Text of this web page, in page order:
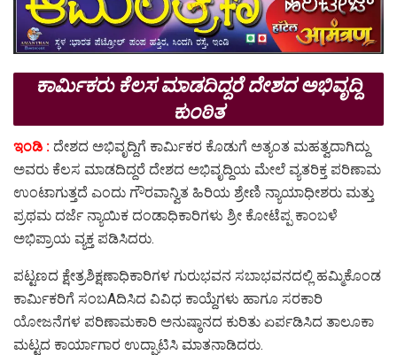
ಕಾರ್ಮಿಕರು ಕೆಲಸ ಮಾಡದಿದ್ದರೆ ದೇಶದ ಅಭಿವೃದ್ದಿ
ಕುಂಠಿತ
ಇಂಡಿ : ದೇಶದ ಅಭಿವೃದ್ದಿಗೆ ಕಾರ್ಮಿಕರ ಕೊಡುಗೆ ಅತ್ಯಂತ ಮಹತ್ವದಾಗಿದ್ದು
ಅವರು ಕೆಲಸ ಮಾಡದಿದ್ದರೆ ದೇಶದ ಅಭಿವೃದ್ದಿಯ ಮೇಲೆ ವ್ಯತರಿಕ್ತ ಪರಿಣಾಮ
ಉಂಟಾಗುತ್ತದೆ ಎಂದು ಗೌರವಾನ್ವಿತ ಹಿರಿಯ ಶ್ರೇಣಿ ನ್ಯಾಯಾಧೀಶರು ಮತ್ತು
ಪ್ರಥಮ ದರ್ಜೆ ನ್ಯಾಯಿಕ ದಂಡಾಧಿಕಾರಿಗಳು ಶ್ರೀ ಕೋಟೆಪ್ಪ ಕಾಂಬಳೆ
ಅಭಿಪ್ರಾಯ ವ್ಯಕ್ತ ಪಡಿಸಿದರು.
ಪಟ್ಟಣದ ಕ್ಷೇತ್ರಶಿಕ್ಷಣಾಧಿಕಾರಿಗಳ ಗುರುಭವನ ಸಬಾಭವನದಲ್ಲಿ ಹಮ್ಮಿಕೊಂಡ
ಕಾರ್ಮಿಕರಿಗೆ ಸಂಬAದಿಸಿದ ವಿವಿಧ ಕಾಯ್ದೆಗಳು ಹಾಗೂ ಸರಕಾರಿ
ಯೋಜನೆಗಳ ಪರಿಣಾಮಕಾರಿ ಅನುಷ್ಠಾನದ ಕುರಿತು ಏರ್ಪಡಿಸಿದ ತಾಲೂಕಾ
ಮಟ್ಟದ ಕಾರ್ಯಾಗಾರ ಉದ್ಘಾಟಿಸಿ ಮಾತನಾಡಿದರು.